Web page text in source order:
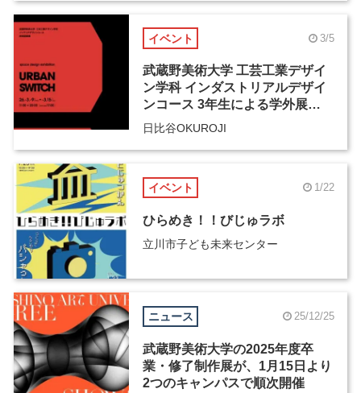
イベント 3/5
武蔵野美術大学 工芸工業デザイ
ン学科 インダストリアルデザイ
ンコース 3年生による学外展
「URBAN SWITCH」
日比谷OKUROJI
イベント 1/22
ひらめき！！びじゅラボ
立川市子ども未来センター
ニュース 25/12/25
武蔵野美術大学の2025年度卒
業・修了制作展が、1月15日より
2つのキャンパスで順次開催